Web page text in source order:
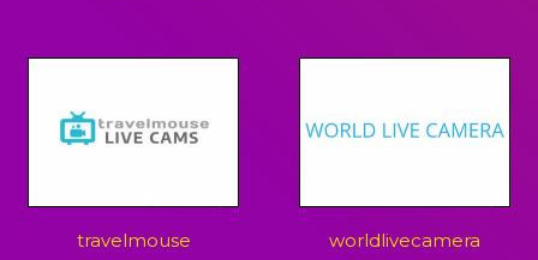
travelmouse worldlivecamera